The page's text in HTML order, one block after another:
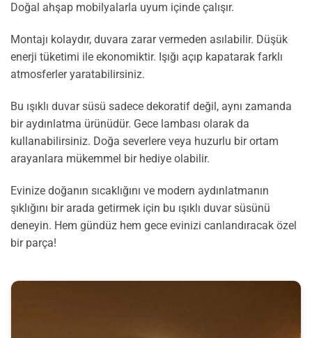
Doğal ahşap mobilyalarla uyum içinde çalışır.
Montajı kolaydır, duvara zarar vermeden asılabilir. Düşük
enerji tüketimi ile ekonomiktir. Işığı açıp kapatarak farklı
atmosferler yaratabilirsiniz.
Bu ışıklı duvar süsü sadece dekoratif değil, aynı zamanda
bir aydınlatma ürünüdür. Gece lambası olarak da
kullanabilirsiniz. Doğa severlere veya huzurlu bir ortam
arayanlara mükemmel bir hediye olabilir.
Evinize doğanın sıcaklığını ve modern aydınlatmanın
şıklığını bir arada getirmek için bu ışıklı duvar süsünü
deneyin. Hem gündüz hem gece evinizi canlandıracak özel
bir parça!